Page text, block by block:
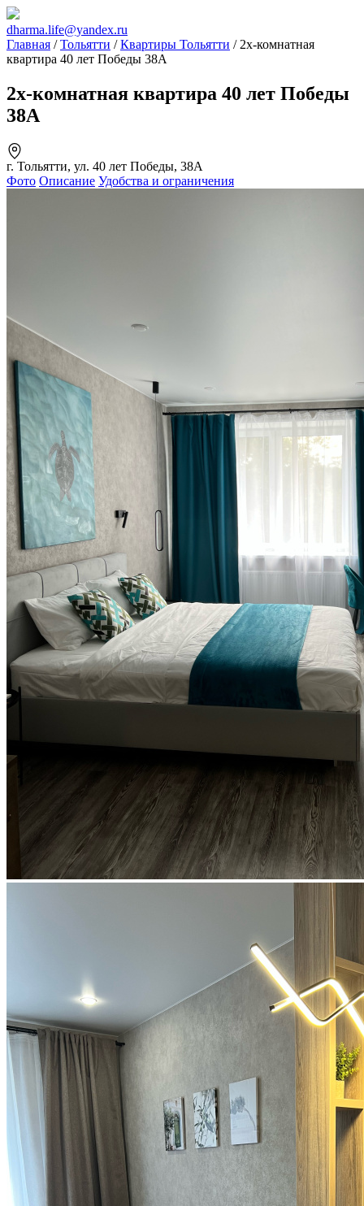
dharma.life@yandex.ru
Главная /Тольятти /Квартиры Тольятти / 2х-комнатная
квартира 40 лет Победы 38А
2х-комнатная квартира 40 лет Победы
38А
г. Тольятти, ул. 40 лет Победы, 38А
Фото Описание Удобства и ограничения